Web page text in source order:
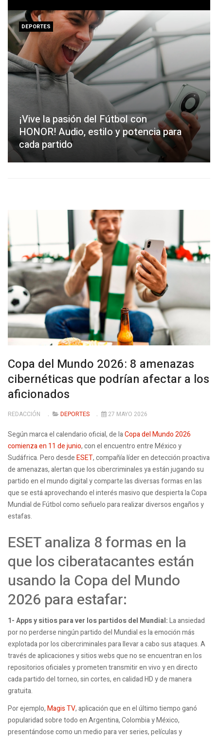
DEPORTES
¡Vive la pasión del Fútbol con
HONOR! Audio, estilo y potencia para
cada partido
Copa del Mundo 2026: 8 amenazas
cibernéticas que podrían afectar a los
aficionados
REDACCIÓN DEPORTES 27 MAYO 2026
Según marca el calendario oficial, de laCopa del Mundo 2026
comienza en 11 de junio, con el encuentro entre México y
Sudáfrica. Pero desdeESET, compañía líder en detección proactiva
de amenazas, alertan que los cibercriminales ya están jugando su
partido en el mundo digital y comparte las diversas formas en las
que se está aprovechando el interés masivo que despierta la Copa
Mundial de Fútbol como señuelo para realizar diversos engaños y
estafas.
ESET analiza 8 formas en la
que los ciberatacantes están
usando la Copa del Mundo
2026 para estafar:
1- Apps y sitios para ver los partidos del Mundial:La ansiedad
por no perderse ningún partido del Mundial es la emoción más
explotada por los cibercriminales para llevar a cabo sus ataques. A
través de aplicaciones y sitios webs que no se encuentran en los
repositorios oficiales y prometen transmitir en vivo y en directo
cada partido del torneo, sin cortes, en calidad HD y de manera
gratuita.
Por ejemplo,Magis TV, aplicación que en el último tiempo ganó
popularidad sobre todo en Argentina, Colombia y México,
presentándose como un medio para ver series, películas y